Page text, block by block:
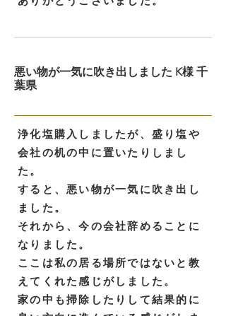
悪い物が一気に吹き出しました K様 千
葉県
浄化塩購入しましたが、盛り塩や
会社の机の中に置いたりしまし
た。
すると、悪い物が一気に吹き出し
ました。
それから、今の会社辞めることに
なりました。
ここは私の居る場所ではないと教
えてくれた感じがしました。
家の中も掃除したりして結果的に